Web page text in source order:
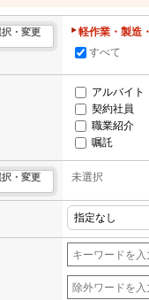
択・変更
軽作業・製造
すべて
アルバイト
契約社員
職業紹介
嘱託
択・変更 未選択